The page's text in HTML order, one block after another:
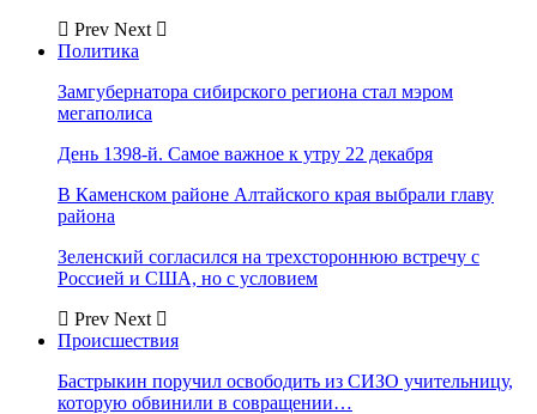
Prev Next
Политика
Замгубернатора сибирского региона стал мэром
мегаполиса
День 1398-й. Самое важное к утру 22 декабря
В Каменском районе Алтайского края выбрали главу
района
Зеленский согласился на трехстороннюю встречу с
Россией и США, но с условием
Prev Next
Происшествия
Бастрыкин поручил освободить из СИЗО учительницу,
которую обвинили в совращении…